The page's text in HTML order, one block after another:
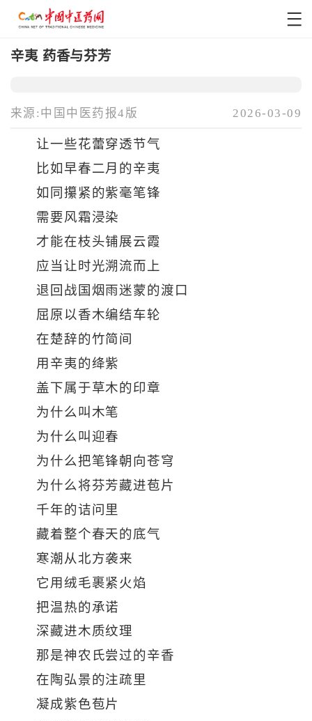
辛夷 药香与芬芳
来源:中国中医药报4版 2026-03-09
让一些花蕾穿透节气
比如早春二月的辛夷
如同攥紧的紫毫笔锋
需要风霜浸染
才能在枝头铺展云霞
应当让时光溯流而上
退回战国烟雨迷蒙的渡口
屈原以香木编结车轮
在楚辞的竹简间
用辛夷的绛紫
盖下属于草木的印章
为什么叫木笔
为什么叫迎春
为什么把笔锋朝向苍穹
为什么将芬芳藏进苞片
千年的诘问里
藏着整个春天的底气
寒潮从北方袭来
它用绒毛裹紧火焰
把温热的承诺
深藏进木质纹理
那是神农氏尝过的辛香
在陶弘景的注疏里
凝成紫色苞片